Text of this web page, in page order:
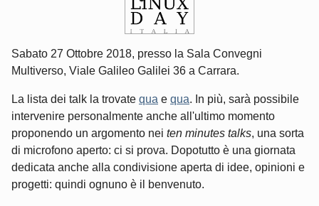
Sabato 27 Ottobre 2018, presso la Sala Convegni
Multiverso, Viale Galileo Galilei 36 a Carrara.
La lista dei talk la trovate qua e qua. In più, sarà possibile
intervenire personalmente anche all'ultimo momento
proponendo un argomento nei ten minutes talks, una sorta
di microfono aperto: ci si prova. Dopotutto è una giornata
dedicata anche alla condivisione aperta di idee, opinioni e
progetti: quindi ognuno è il benvenuto.